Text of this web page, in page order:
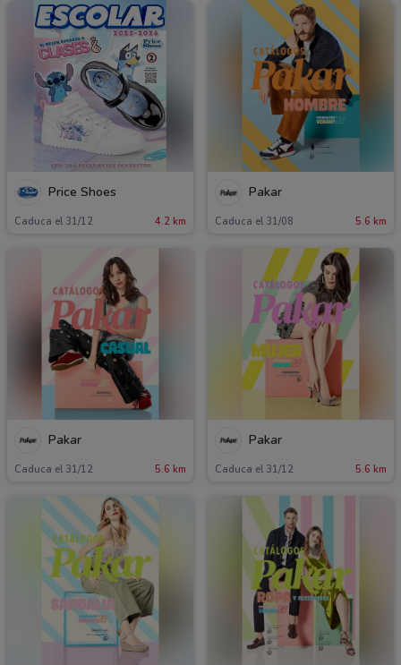
Price Shoes
Caduca el 31/12 4.2 km
Pakar
Caduca el 31/08 5.6 km
Pakar
Caduca el 31/12 5.6 km
Pakar
Caduca el 31/12 5.6 km